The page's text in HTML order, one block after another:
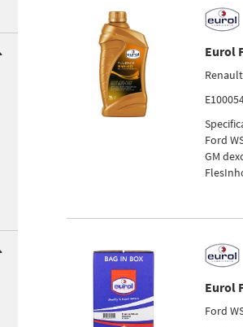
Eurol
Ford
GM
Eurol
Ford